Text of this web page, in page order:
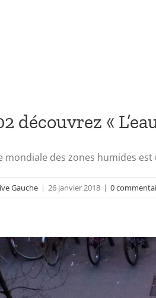
découvrez «
mondiale des zones humides
Gauche | 26 janvier 2018 | 0